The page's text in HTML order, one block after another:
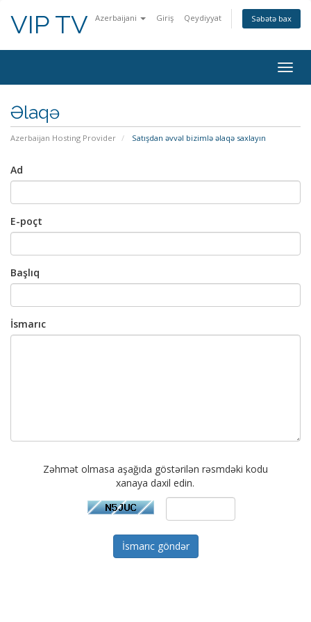
Azerbaijani Giriş Qeydiyyat Səbətə bax
VIP TV
Əlaqə
Azerbaijan Hosting Provider Satışdan əvvəl bizimlə əlaqə saxlayın
Ad
E-poçt
Başlıq
İsmarıc
Zəhmət olmasa aşağıda göstərilən rəsmdəki kodu
xanaya daxil edin.
İsmarıc göndər